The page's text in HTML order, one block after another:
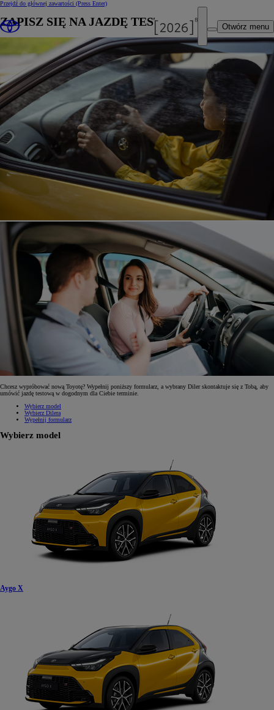
Przejdź do głównej zawartości (Press Enter)
Otwórz menu
ZAPISZ SIĘ NA JAZDĘ TESTOWĄ
Chcesz wypróbować nową Toyotę? Wypełnij poniższy formularz, a wybrany Diler skontaktuje się z Tobą, aby
umówić jazdę testową w dogodnym dla Ciebie terminie.
Wybierz model
Wybierz Dilera
Wypełnij formularz
Wybierz model
Aygo X